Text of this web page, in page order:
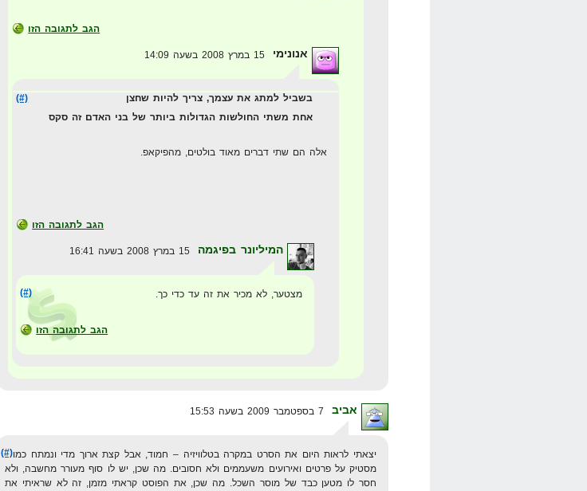
הגב לתגובה הזו
אנונימי
(#)
בשביל למתג את עצמך, צריך להיות שחצן
אחת משתי החולשות הגדולות ביותר של בני האדם זה סקס
אלה הם שתי דברים מאוד בולטים, מהפיקאפ.
הגב לתגובה הזו
המיליונר בפיגמה
(#) מצטער, לא מכיר את זה עד כדי כך.
הגב לתגובה הזו
אביב
(#)יצאתי לראות היום את הסרט במקרה בטלוויזיה – חמוד, אבל קצת ארוך מדי ונמתח כמו
מסטיק על פרטים ואירועים משעממים ולא חסובים. מה שכן, יש לו סוף מעורר מחשבה, ולא
חסר לו מטען כבד של מוסר השכל. מה שכן, את הפוסט קראתי מזמן, זה לא שראיתי את